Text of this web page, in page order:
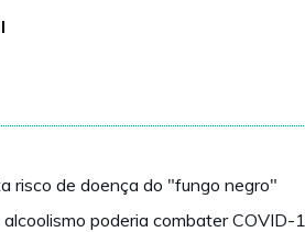
risco de doença do "fungo negro"
poderia combater COVID-